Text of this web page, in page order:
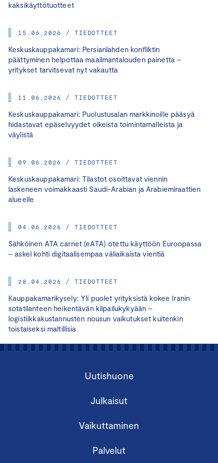
kaksikäyttötuotteet
15.06.2026 / TIEDOTTEET
Keskuskauppakamari: Persianlahden konfliktin
päättyminen helpottaa maailmantalouden painetta –
yritykset tarvitsevat nyt vakautta
11.06.2026 / TIEDOTTEET
Keskuskauppakamari: Puolustusalan markkinoille pääsyä
hidastavat epäselvyydet oikeista toimintamalleista ja
väylistä
09.06.2026 / TIEDOTTEET
Keskuskauppakamari: Tilastot osoittavat viennin
laskeneen voimakkaasti Saudi-Arabian ja Arabiemiraattien
alueelle
04.06.2026 / TIEDOTTEET
Sähköinen ATA carnet (eATA) otettu käyttöön Euroopassa
– askel kohti digitaalisempaa väliaikaista vientiä
28.04.2026 / TIEDOTTEET
Kauppakamarikysely: Yli puolet yrityksistä kokee Iranin
sotatilanteen heikentävän kilpailukykyään –
logistiikkakustannusten nousun vaikutukset kuitenkin
toistaiseksi maltillisia
Uutishuone
Julkaisut
Vaikuttaminen
Palvelut